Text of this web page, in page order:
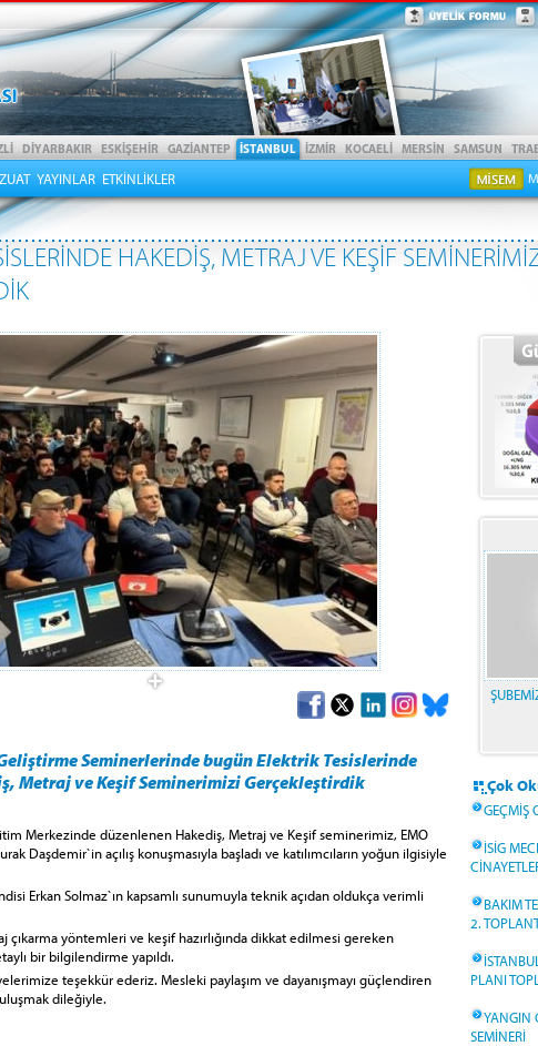
YAYINLAR ETKİNLİKLER
HAKEDİŞ, METRAJ VE KEŞİF
Seminerlerinde bugün Elektrik Tesislerinde
Metraj ve Keşif Seminerimizi Gerçekleştirdik
Merkezinde düzenlenen Hakediş, Metraj ve Keşif seminerimiz, EMO
Daşdemir`in açılış konuşmasıyla başladı ve katılımcıların yoğun ilgisiyle
Erkan Solmaz`ın kapsamlı sunumuyla teknik açıdan oldukça verimli
çıkarma yöntemleri ve keşif hazırlığında dikkat edilmesi gereken
bir bilgilendirme yapıldı.
teşekkür ederiz. Mesleki paylaşım ve dayanışmayı güçlendiren
dileğiyle.
Çok
GEÇMİŞ
İSİG
BAKIM
2.
PLANI
YANGIN
SEMİNERİ